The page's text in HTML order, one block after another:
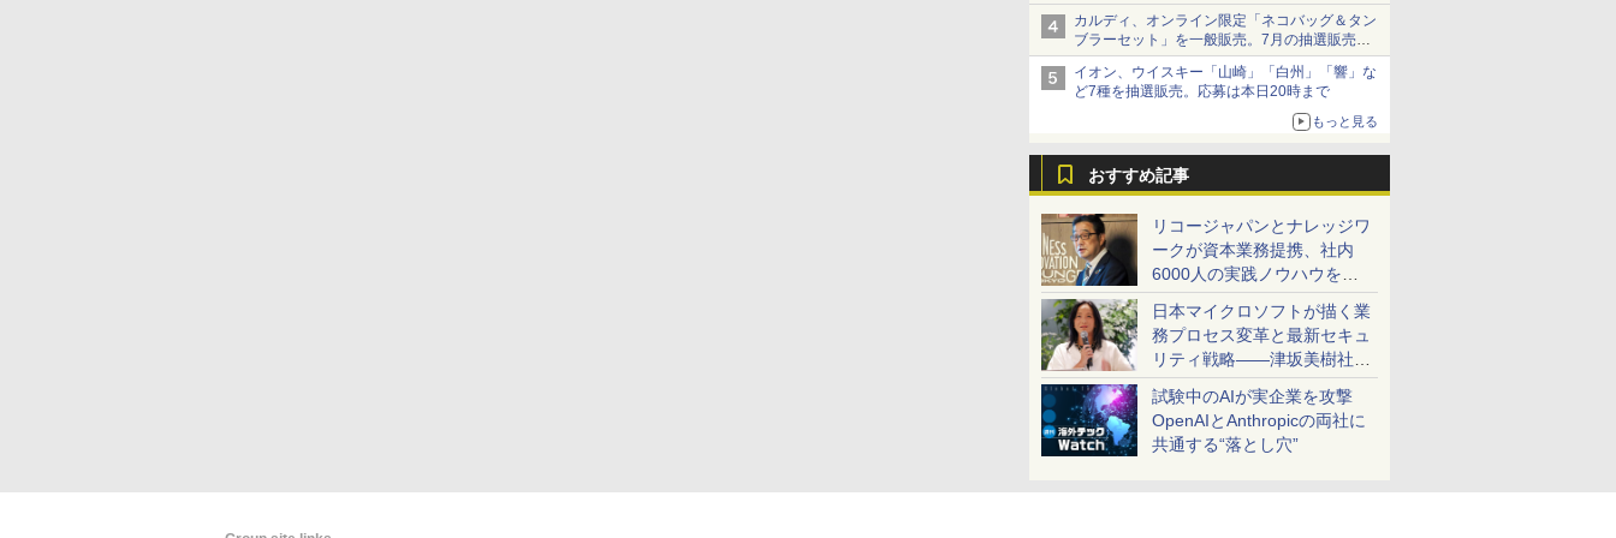
ム」
カルディ、オンライン限定「ネコバッグ＆タン
ブラーセット」を一般販売。7月の抽選販売の
当選無効分
イオン、ウイスキー「山崎」「白州」「響」な
ど7種を抽選販売。応募は本日20時まで
もっと見る
おすすめ記事
リコージャパンとナレッジワ
ークが資本業務提携、社内
6000人の実践ノウハウを生
かした「AI商談記録 for
RICOH」を展開へ
日本マイクロソフトが描く業
務プロセス変革と最新セキュ
リティ戦略――津坂美樹社長
が2027年度戦略を説明
試験中のAIが実企業を攻撃
OpenAIとAnthropicの両社に
共通する“落とし穴”